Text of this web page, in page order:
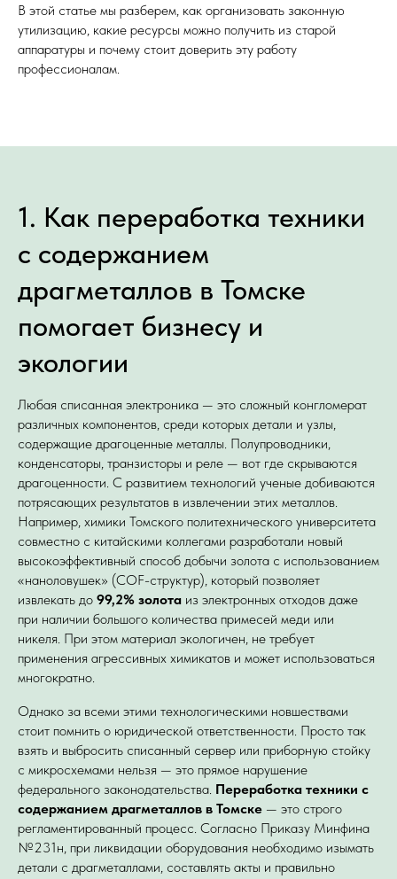
В этой статье мы разберем, как организовать законную
утилизацию, какие ресурсы можно получить из старой
аппаратуры и почему стоит доверить эту работу
профессионалам.
1. Как переработка техники
с содержанием
драгметаллов в Томске
помогает бизнесу и
экологии
Любая списанная электроника — это сложный конгломерат
различных компонентов, среди которых детали и узлы,
содержащие драгоценные металлы. Полупроводники,
конденсаторы, транзисторы и реле — вот где скрываются
драгоценности. С развитием технологий ученые добиваются
потрясающих результатов в извлечении этих металлов.
Например, химики Томского политехнического университета
совместно с китайскими коллегами разработали новый
высокоэффективный способ добычи золота с использованием
«наноловушек» (COF-структур), который позволяет
извлекать до 99,2% золота из электронных отходов даже
при наличии большого количества примесей меди или
никеля. При этом материал экологичен, не требует
применения агрессивных химикатов и может использоваться
многократно.
Однако за всеми этими технологическими новшествами
стоит помнить о юридической ответственности. Просто так
взять и выбросить списанный сервер или приборную стойку
с микросхемами нельзя — это прямое нарушение
федерального законодательства. Переработка техники с
содержанием драгметаллов в Томске — это строго
регламентированный процесс. Согласно Приказу Минфина
№231н, при ликвидации оборудования необходимо изымать
детали с драгметаллами, составлять акты и правильно